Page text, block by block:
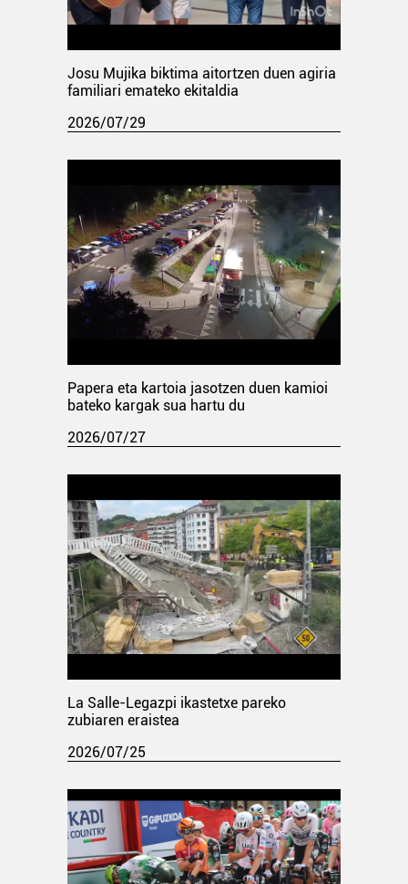
Josu Mujika biktima aitortzen duen agiria
familiari emateko ekitaldia
2026/07/29
Papera eta kartoia jasotzen duen kamioi
bateko kargak sua hartu du
2026/07/27
La Salle-Legazpi ikastetxe pareko
zubiaren eraistea
2026/07/25